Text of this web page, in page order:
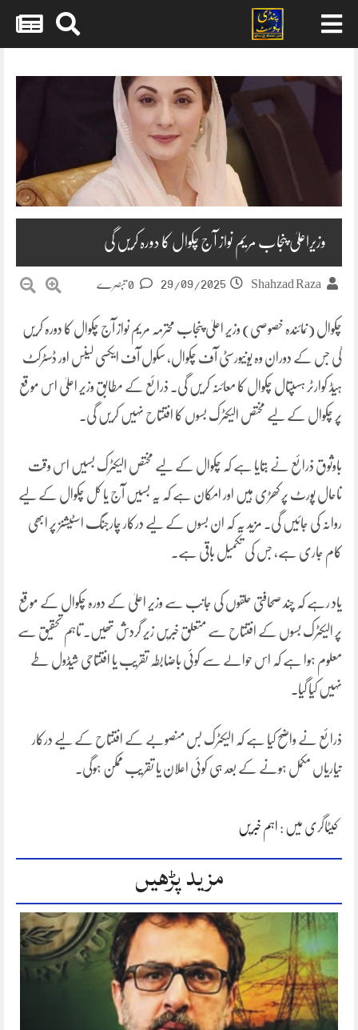
content
وزیراعلیٰ پنجاب مریم نواز آج چکوال کا دورہ کریں گی
Shahzad Raza
29/09/2025
چکوال (نمائندہ خصوصی) وزیر اعلیٰ پنجاب محترمہ مریم نواز آج چکوال کا دورہ کریں
گی جس کے دوران وہ یونیورسٹی آف چکوال، سکول آف ایکسی لینس اور ڈسٹرکٹ
ہیڈ کوارٹر ہسپتال چکوال کا معائنہ کریں گی۔ ذرائع کے مطابق وزیر اعلیٰ اس موقع
پر چکوال کے لیے مختص الیکٹرک بسوں کا افتتاح نہیں کریں گی۔
باوثوق ذرائع نے بتایا ہے کہ چکوال کے لیے مختص الیکٹرک بسیں اس وقت
تاحال پورٹ پر کھڑی ہیں اور امکان ہے کہ یہ بسیں آج یا کل چکوال کے لیے
روانہ کی جائیں گی۔ مزید یہ کہ ان بسوں کے لیے درکار چارجنگ اسٹیشنز پر ابھی
کام جاری ہے، جس کی تکمیل باقی ہے۔
یاد رہے کہ چند صحافتی حلقوں کی جانب سے وزیر اعلیٰ کے دورہ چکوال کے موقع
پر الیکٹرک بسوں کے افتتاح سے متعلق خبریں زیر گردش تھیں۔ تاہم تحقیق سے
معلوم ہوا ہے کہ اس حوالے سے کوئی باضابطہ تقریب یا افتتاحی شیڈول طے
نہیں کیا گیا۔
ذرائع نے واضح کیا ہے کہ الیکٹرک بس منصوبے کے افتتاح کے لیے درکار
تیاریاں مکمل ہونے کے بعد ہی کوئی اعلان یا تقریب ممکن ہوگی۔
کیٹاگری میں : اہم خبریں
مزید پڑھیں